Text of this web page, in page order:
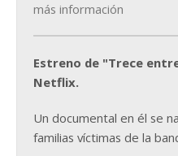
más información
Estreno de "Trece
Netflix.
Un documental en él se
familias víctimas de la